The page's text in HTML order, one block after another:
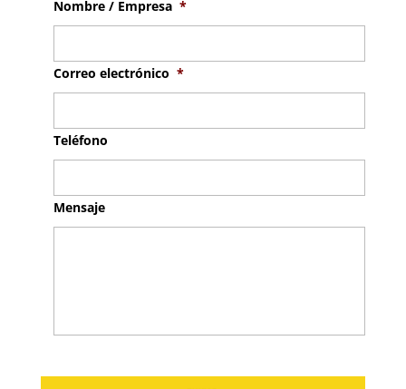
Nombre / Empresa *
Correo electrónico *
Teléfono
Mensaje